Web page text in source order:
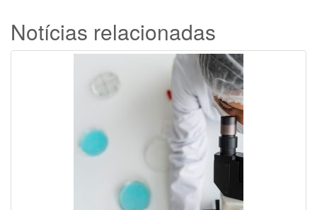
Notícias relacionadas